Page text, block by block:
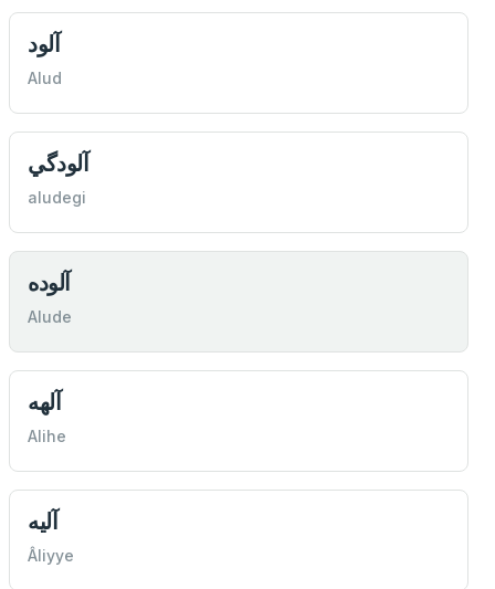
آلود
Alud
آلودگي
aludegi
آلوده
Alude
آلهه
Alihe
آليه
Âliyye